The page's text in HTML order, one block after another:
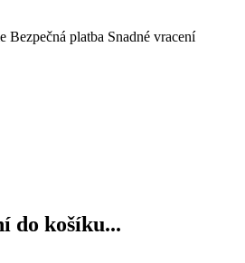
Bezpečná platba Snadné vracení
do košíku...